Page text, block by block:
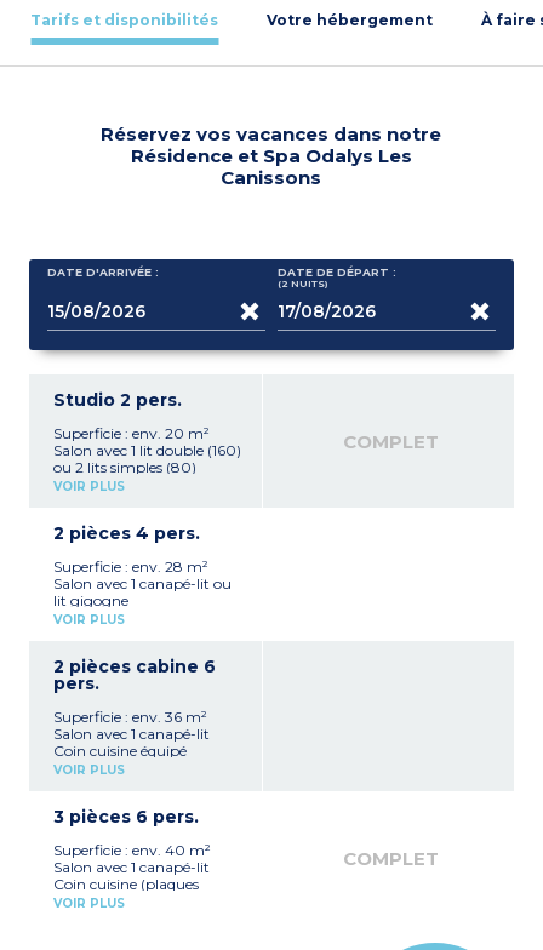
Tarifs et disponibilités Votre hébergement À faire
Réservez vos vacances dans notre
Résidence et Spa Odalys Les
Canissons
DATE D'ARRIVÉE : DATE DE DÉPART :
(2 NUITS)
Studio 2 pers.
Superficie : env. 20 m²
Salon avec 1 lit double (160)
ou 2 lits simples (80)
Coin cuisine
ondes combiné grill, bouilloire électrique,
capsules - pas de lave-
vaisselle)
Salle de bain avec douche
Balcon
avec un appartement 2
pièces 4 personnes
VOIR PLUS
COMPLET
2 pièces 4 pers.
Superficie : env. 28 m²
Salon avec 1 canapé-lit ou
lit gigogne
Coin cuisine équipé
combiné grill, bouilloire
électrique, grille-pain,
vaisselle)
Chambre avec 1 lit double
ou lit zippé (2x80)
Salle de bain avec douche
4 appartements
communiquent avec un
3 appartements PMR
VOIR PLUS
2 pièces cabine 6
pers.
Superficie : env. 36 m²
Salon avec 1 canapé-lit
Coin cuisine équipé
(plaques vitrocéramiques,
électrique, grille-pain,
vaisselle)
Chambre avec 1 lit double
(160) ou 2 lits simples
(2x80)
VOIR PLUS
3 pièces 6 pers.
Superficie : env. 40 m²
Salon avec 1 canapé-lit
Coin cuisine (plaques
vitrocéramiques,
VOIR PLUS
COMPLET